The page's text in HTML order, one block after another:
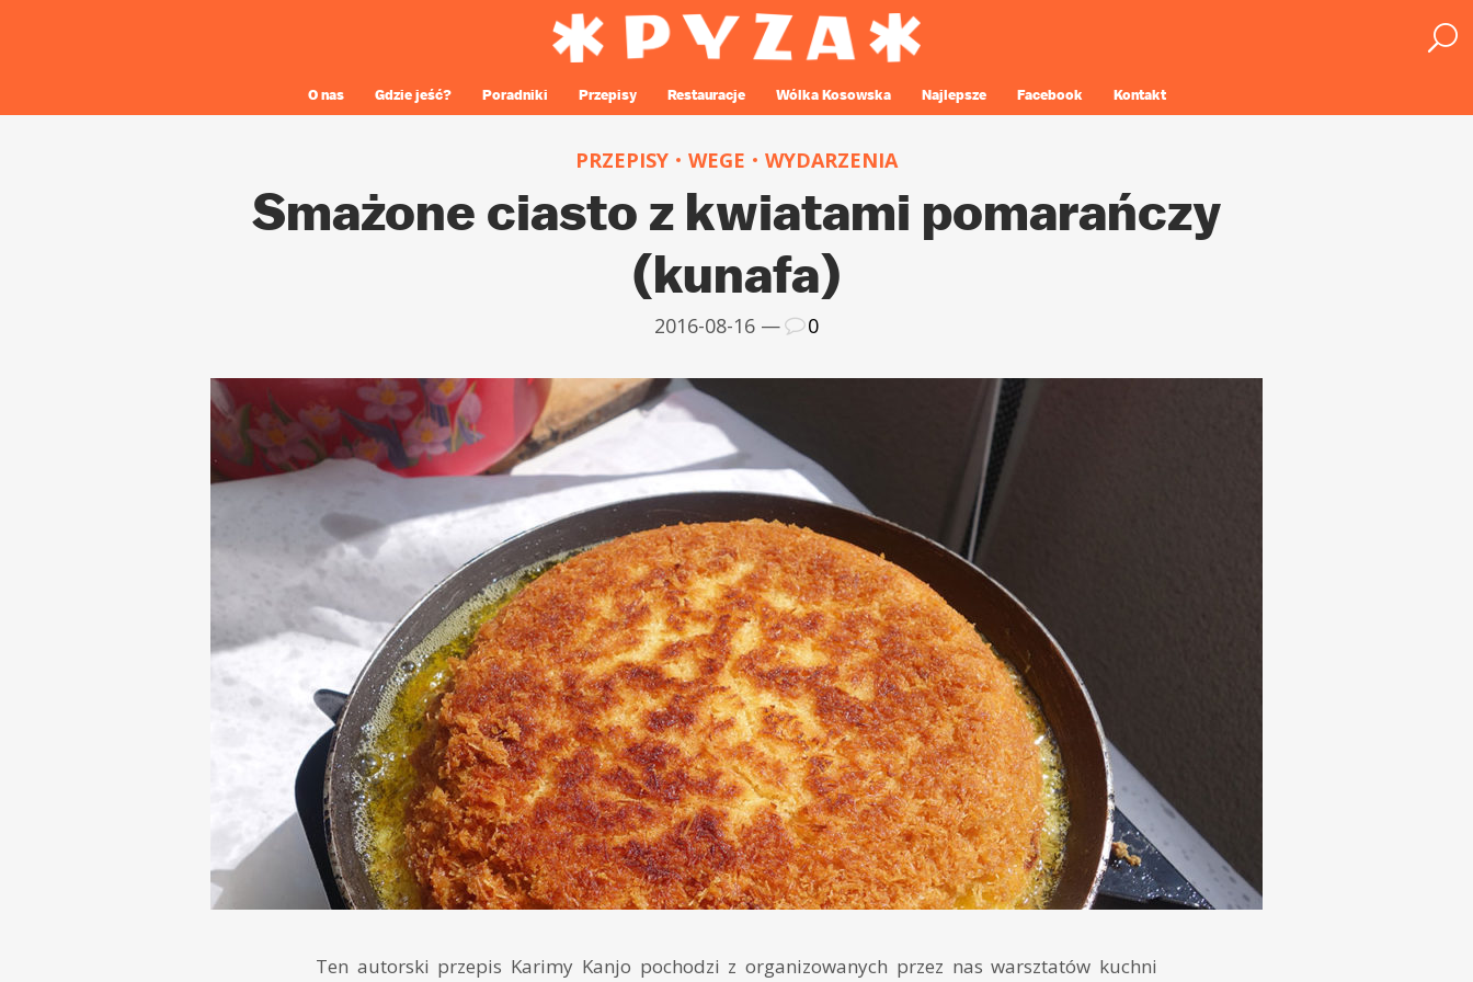
O nas Gdzie jeść? Poradniki Przepisy Restauracje Wólka Kosowska Najlepsze Facebook Kontakt
PRZEPISY WEGE WYDARZENIA
Smażone ciasto z kwiatami pomarańczy
(kunafa)
2016-08-16 — 0
Ten autorski przepis Karimy Kanjo pochodzi z organizowanych przez nas warsztatów kuchni